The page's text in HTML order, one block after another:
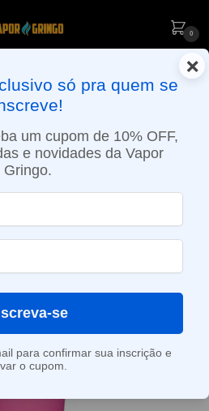
0
SÃO PAULO (SEG A SEX): PEDIDOS
15:30 VIA MOTOBOY
×
só pra quem se
um cupom de 10% OFF,
e novidades da Vapor
Gringo.
se
para confirmar sua inscrição e
o cupom.